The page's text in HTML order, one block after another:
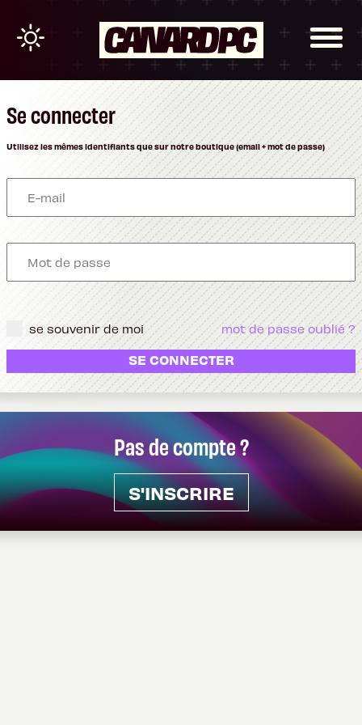
Pas de compte ?
S'INSCRIRE
Se connecter
Utilisez les mêmes identifiants que sur notre boutique (email + mot de passe)
se souvenir de moi mot de passe oublié ?
SE CONNECTER